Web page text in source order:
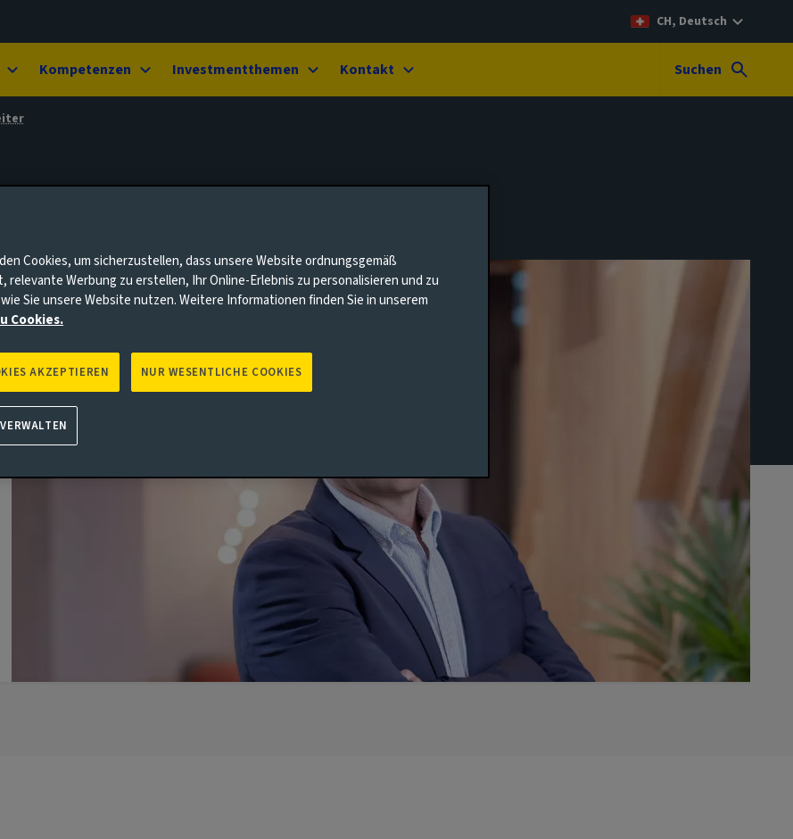
CH, Deutsch
Kompetenzen Investmentthemen Kontakt Suchen
Cookies, um sicherzustellen, dass unsere Website ordnungsgemäß
relevante Werbung zu erstellen, Ihr Online-Erlebnis zu personalisieren und zu
Sie unsere Website nutzen. Weitere Informationen finden Sie in unserem
Cookies.
NUR WESENTLICHE COOKIES
AKZEPTIEREN